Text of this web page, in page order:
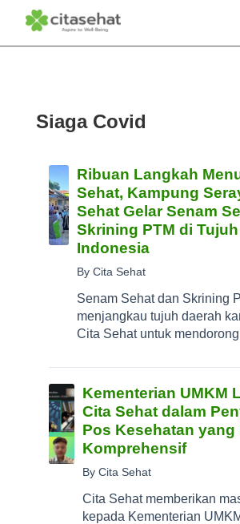
Siaga Covid
Ribuan Langkah
Sehat, Kampung
Sehat Gelar Senam
Skrining PTM di
Indonesia
By Cita Sehat
Senam Sehat dan Skrining
menjangkau tujuh daerah
Cita Sehat untuk
Kementerian UMKM
Cita Sehat dalam
Pos Kesehatan yang
Komprehensif
By Cita Sehat
Cita Sehat memberikan
kepada Kementerian